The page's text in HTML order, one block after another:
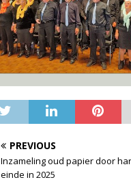
PREVIOUS
Inzameling oud papier door
einde in 2025